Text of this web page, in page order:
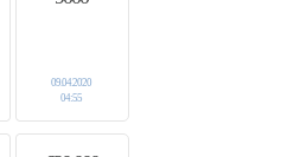
09.04.2020
04:55